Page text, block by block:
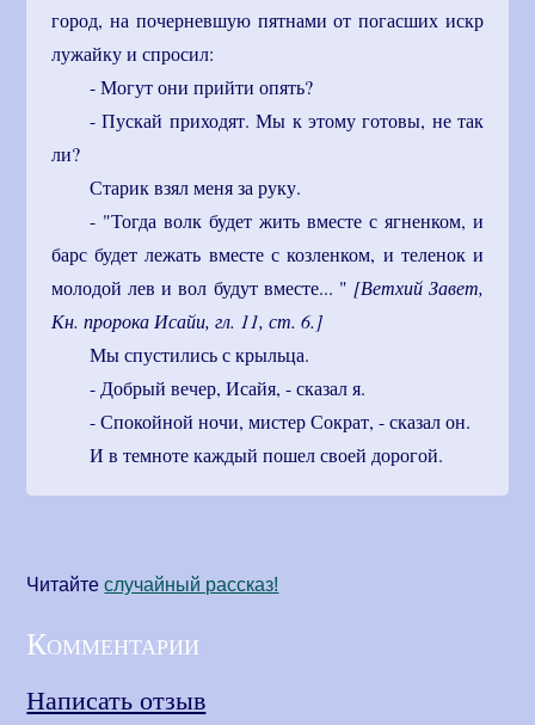
город, на почерневшую пятнами от погасших искр
лужайку и спросил:
- Могут они прийти опять?
- Пускай приходят. Мы к этому готовы, не так
ли?
Старик взял меня за руку.
- "Тогда волк будет жить вместе с ягненком, и
барс будет лежать вместе с козленком, и теленок и
молодой лев и вол будут вместе... " [Ветхий Завет,
Кн. пророка Исайи, гл. 11, ст. 6.]
Мы спустились с крыльца.
- Добрый вечер, Исайя, - сказал я.
- Спокойной ночи, мистер Сократ, - сказал он.
И в темноте каждый пошел своей дорогой.
Читайтеcлучайный рассказ!
Комментарии
Написать отзыв